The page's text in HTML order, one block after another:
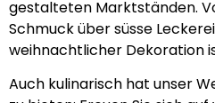
gestalteten Marktständen.
Schmuck über süsse
weihnachtlicher Dekoration
Auch kulinarisch hat unser